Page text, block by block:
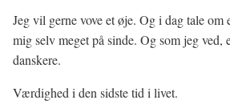
Jeg vil gerne vove et øje. Og i dag tale om
mig selv meget på sinde. Og som jeg ved,
danskere.
Værdighed i den sidste tid i livet.